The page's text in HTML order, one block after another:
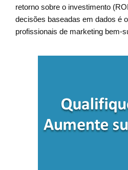
retorno sobre o investimento
decisões baseadas em dados é
profissionais de marketing bem-